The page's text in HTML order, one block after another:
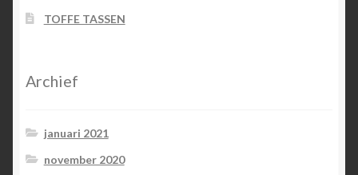
TOFFE TASSEN
Archief
januari 2021
november 2020